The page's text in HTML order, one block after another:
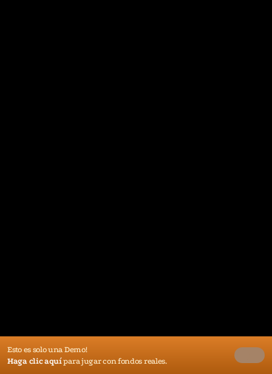
Esto es solo una Demo!
Haga clic aquípara jugar con fondos reales.